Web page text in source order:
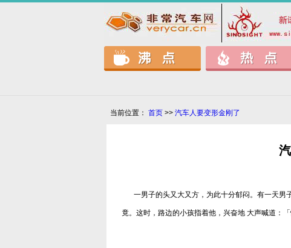
当前位置： 首页 >> 汽车人要变形金刚了
一男子的头又大又方，为此十分郁闷。有一天
竟。这时，路边的小孩指着他，兴奋地 大声喊道：